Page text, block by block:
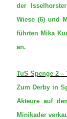
der
Wiese (6) und
führten Mika
an.
TuS Spenge 2 –
Zum Derby in
Akteure auf
Minikader